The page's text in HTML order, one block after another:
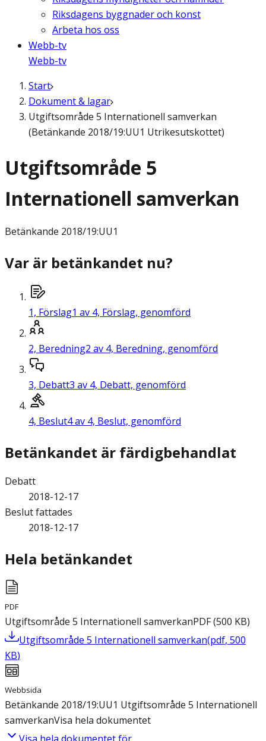
Riksdagens byggnader och konst
Arbeta hos oss
Webb-tv
Webb-tv
Start
Dokument & lagar
Utgiftsområde 5 Internationell samverkan
(Betänkande 2018/19:UU1 Utrikesutskottet)
Utgiftsområde 5
Internationell samverkan
Betänkande 2018/19:UU1
Var är betänkandet nu?
1, Förslag1 av 4, Förslag, genomförd
2, Beredning2 av 4, Beredning, genomförd
3, Debatt3 av 4, Debatt, genomförd
4, Beslut4 av 4, Beslut, genomförd
Betänkandet är färdigbehandlat
Debatt
2018-12-17
Beslut fattades
2018-12-17
Hela betänkandet
PDF
Utgiftsområde 5 Internationell samverkanPDF(500 KB)
Utgiftsområde 5 Internationell samverkan(pdf, 500
KB)
Webbsida
Betänkande 2018/19:UU1 Utgiftsområde 5 Internationell
samverkanVisa hela dokumentet